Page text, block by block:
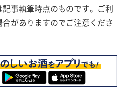
事執筆時点のものです。ご利
がありますのでご注意くださ